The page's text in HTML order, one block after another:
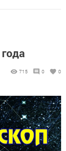
715 0 0